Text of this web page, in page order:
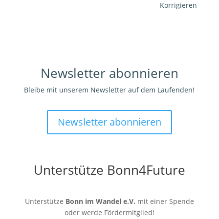
Korrigieren
Newsletter abonnieren
Bleibe mit unserem Newsletter auf dem Laufenden!
Newsletter abonnieren
Unterstütze Bonn4Future
Unterstütze Bonn im Wandel e.V. mit einer Spende
oder werde Fördermitglied!